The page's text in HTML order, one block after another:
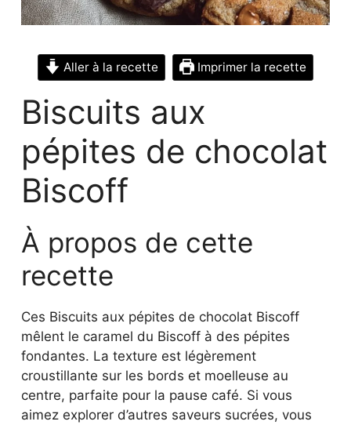
Aller à la recette Imprimer la recette
Biscuits aux
pépites de chocolat
Biscoff
À propos de cette
recette
Ces Biscuits aux pépites de chocolat Biscoff
mêlent le caramel du Biscoff à des pépites
fondantes. La texture est légèrement
croustillante sur les bords et moelleuse au
centre, parfaite pour la pause café. Si vous
aimez explorer d’autres saveurs sucrées, vous